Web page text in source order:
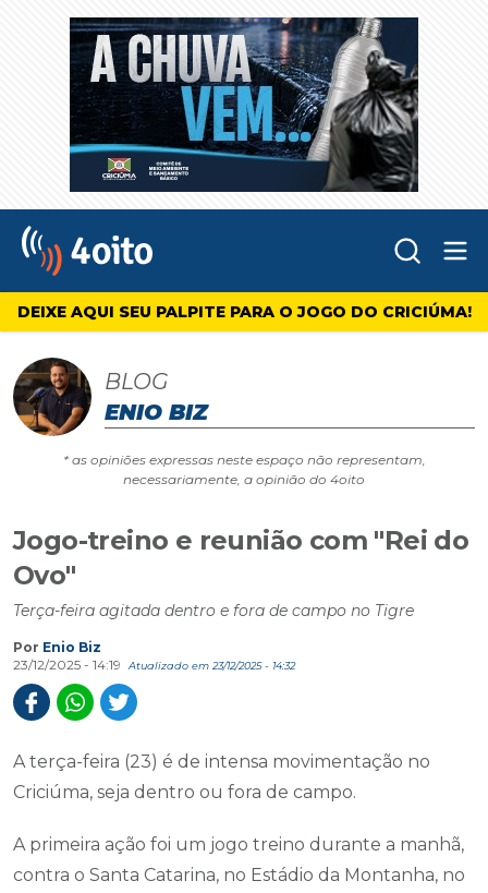
4oito
DEIXE AQUI SEU PALPITE PARA O JOGO DO CRICIÚMA!
BLOG
ENIO BIZ
* as opiniões expressas neste espaço não representam,
necessariamente, a opinião do 4oito
Jogo-treino e reunião com "Rei do
Ovo"
Terça-feira agitada dentro e fora de campo no Tigre
Por Enio Biz
23/12/2025 - 14:19
Atualizado em 23/12/2025 - 14:32
A terça-feira (23) é de intensa movimentação no
Criciúma, seja dentro ou fora de campo.
A primeira ação foi um jogo treino durante a manhã,
contra o Santa Catarina, no Estádio da Montanha, no